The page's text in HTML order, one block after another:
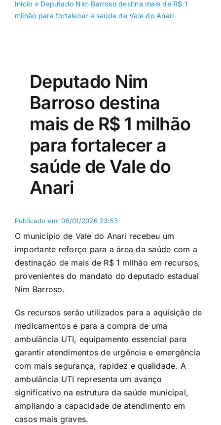
Início » Deputado Nim Barroso destina mais de R$ 1
milhão para fortalecer a saúde de Vale do Anari
Deputado Nim
Barroso destina
mais de R$ 1 milhão
para fortalecer a
saúde de Vale do
Anari
Publicado em: 06/01/2026 23:53
O município de Vale do Anari recebeu um
importante reforço para a área da saúde com a
destinação de mais de R$ 1 milhão em recursos,
provenientes do mandato do deputado estadual
Nim Barroso.
Os recursos serão utilizados para a aquisição de
medicamentos e para a compra de uma
ambulância UTI, equipamento essencial para
garantir atendimentos de urgência e emergência
com mais segurança, rapidez e qualidade. A
ambulância UTI representa um avanço
significativo na estrutura da saúde municipal,
ampliando a capacidade de atendimento em
casos mais graves.